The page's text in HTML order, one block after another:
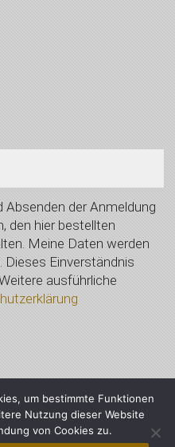
der Anmeldung
den hier bestellten
Meine Daten werden
Einverständnis
ausführliche
um bestimmte Funktionen
Nutzung dieser Website
von Cookies zu.